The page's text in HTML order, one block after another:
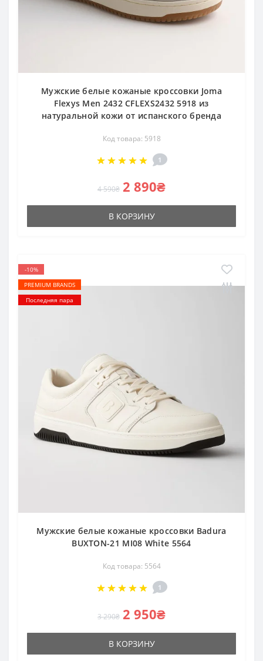
Мужские белые кожаные кроссовки Joma
Flexys Men 2432 CFLEXS2432 5918 из
натуральной кожи от испанского бренда
Код товара: 5918
1
4 590₴ 2 890₴
В КОРЗИНУ
-10%
PREMIUM BRANDS
Последняя пара
Мужские белые кожаные кроссовки Badura
BUXTON-21 MI08 White 5564
Код товара: 5564
1
3 290₴ 2 950₴
В КОРЗИНУ